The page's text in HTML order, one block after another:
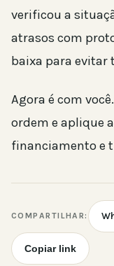
verificou a
atrasos com
baixa para evitar
Agora é com
ordem e aplique
financiamento e
COMPARTILHAR:
Copiar link